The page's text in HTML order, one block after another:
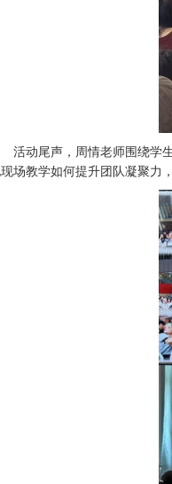
活动尾声，周情老师围绕学
场教学如何提升团队凝聚力